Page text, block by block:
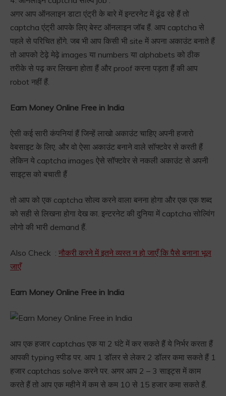
अगर आप ऑनलाइन डाटा एंट्री के बारे में इन्टरनेट में ढूंढ रहे हैं तो
captcha एंट्री आपके लिए बेस्ट ऑनलाइन जॉब हैं. आप captcha से
पहले से परिचित होंगे. जब भी आप किसी भी site में अपना अकाउंट बनाते हैं
तो आपको टेढ़े मेढ़े images या numbers या alphabets को ठीक
तरीके से पढ़ कर लिखना होता हैं और proof करना पड़ता हैं की आप
robot नहीं हैं.
Earn Money Online Free in India
ऐसी कई सारी कंपनियां हैं जिन्हें लाखो अकाउंट चाहिए अपनी हजारो
वेबसाइट के लिए. और वो ऐसा अकाउंट बनाने वाले सॉफ्टवेर से करती हैं
लेकिन ये captcha images ऐसे सॉफ्टवेर से नकली अकाउंट से अपनी
साइट्स को बचाती हैं
तो आप को एक captcha सोल्व करने वाला बनना होगा और एक एक शब्द
को सही से लिखना होगा देख का. इन्टरनेट की दुनिया में captcha सोल्विंग
लोगो की भारी demand हैं.
Also Check : नौकरी करने में इतने व्यस्त न हो जाएँ कि पैसे बनाना भूल
जाएँ
Earn Money Online Free in India
आप एक हजार captchas एक या 2 घंटे में कर सकते हैं ये निर्भर करता हैं
आपकी typing स्पीड पर. आप 1 डॉलर से लेकर 2 डॉलर कमा सकते हैं 1
हजार captchas solve करने पर. अगर आप 2 – 3 साइट्स में काम
करते हैं तो आप एक महीने में कम से कम 10 से 15 हजार कमा सकते हैं.